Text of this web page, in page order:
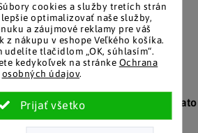
cookies a služby tretích strán
optimalizovať naše služby,
a záujmové reklamy pre váš
z nákupu v eshope Veľkého košíka.
udelíte tlačidlom „OK, súhlasím“.
kedykoľvek na stránke Ochrana
osobných údajov.
-
Stojan na CD a DVD